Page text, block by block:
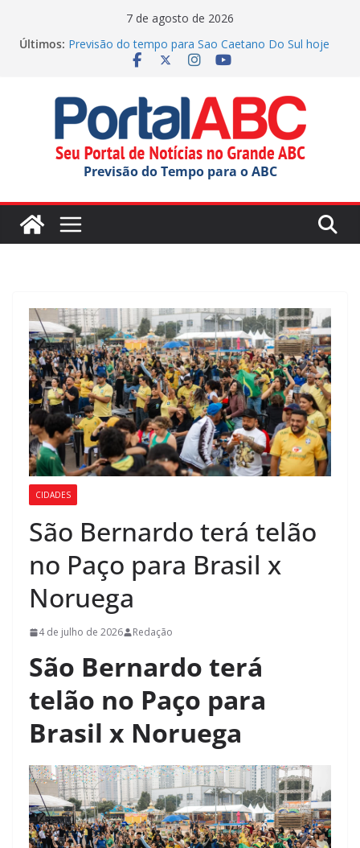
7 de agosto de 2026
Últimos: Previsão do tempo para Sao Caetano Do Sul hoje
(07/08/2026)
Previsão do tempo para Ribeirao Pires hoje
(07/08/2026)
Previsão do tempo para Diadema hoje
(07/08/2026)
Previsão do tempo para Maua hoje (07/08/2026)
Previsão do Tempo para o ABC
CIDADES
São Bernardo terá telão
no Paço para Brasil x
Noruega
4 de julho de 2026 Redação
São Bernardo terá
telão no Paço para
Brasil x Noruega